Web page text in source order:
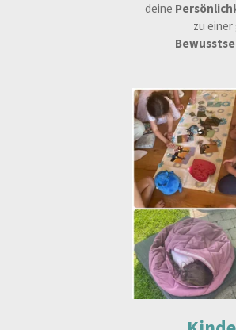
deine
zu